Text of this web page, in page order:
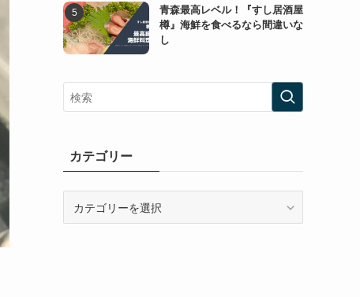
青森最高レベル！『すし居酒屋
樽』海鮮を食べるなら間違いな
し
カテゴリー